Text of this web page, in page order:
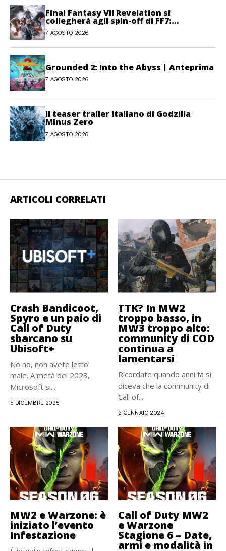
Final Fantasy VII Revelation si
collegherà agli spin-off di FF7:
Hamaguchi non si pone limiti
7 AGOSTO 2026
Grounded 2: Into the Abyss | Anteprima
7 AGOSTO 2026
Il teaser trailer italiano di Godzilla
Minus Zero
7 AGOSTO 2026
ARTICOLI CORRELATI
Crash Bandicoot,
Spyro e un paio di
Call of Duty
sbarcano su
Ubisoft+
No no, non avete letto
male. A metà del 2023,
Microsoft si...
5 DICEMBRE 2025
TTK? In MW2
troppo basso, in
MW3 troppo alto:
community di COD
continua a
lamentarsi
Ricordate quando anni fa si
diceva che la community di
Call of...
2 GENNAIO 2024
MW2 e Warzone: è
iniziato l’evento
Infestazione
Call of Duty MW2
e Warzone
Stagione 6 – Date,
armi e modalità in